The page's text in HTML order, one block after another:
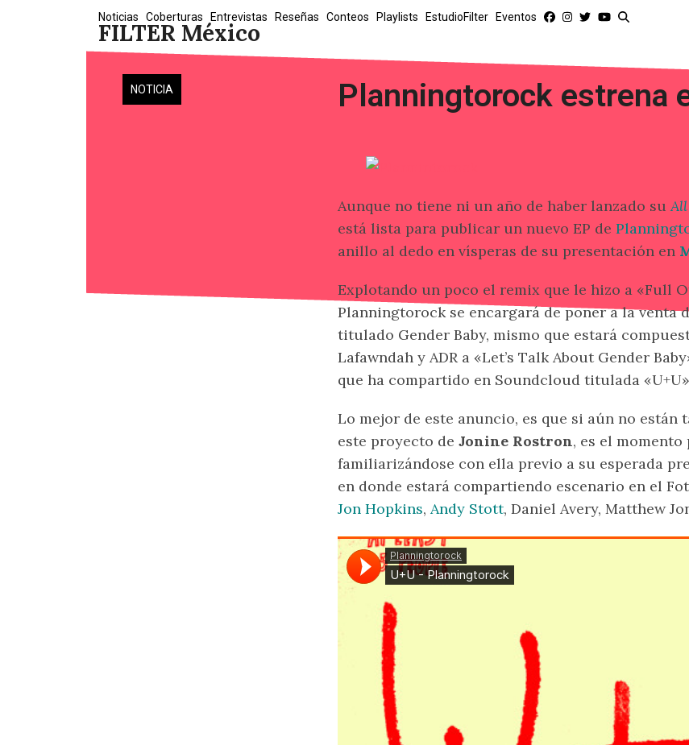
FILTER México
Noticias Coberturas Entrevistas Reseñas Conteos Playlists EstudioFilter Eventos
NOTICIA Planningtorock estrena
Aunque no tiene ni un año de haber lanzado suAll
está lista para publicar un nuevo EP de
anillo al dedo en vísperas de su presentación en
Explotando un poco el remix que le hizo a «Full
Planningtorock se encargará de poner a la venta
titulado Gender Baby, mismo que estará
Lafawndah y ADR a «Let’s Talk About Gender
que ha compartido en Soundcloud titulada
Lo mejor de este anuncio, es que si aún no están
este proyecto de Jonine Rostron, es el
familiarizándose con ella previo a su esperada
en donde estará compartiendo escenario en el
Jon Hopkins, Andy Stott, Daniel Avery, Matthew